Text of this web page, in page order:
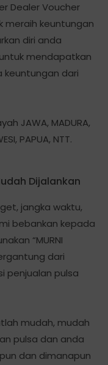
Dealer Voucher
meraih keuntungan
diri anda
mendapatkan
keuntungan dari
JAWA, MADURA,
PAPUA, NTT.
Dijalankan
jangka waktu,
bebankan kepada
“MURNI
dari
penjualan pulsa
mudah, mudah
pulsa dan anda
dan dimanapun